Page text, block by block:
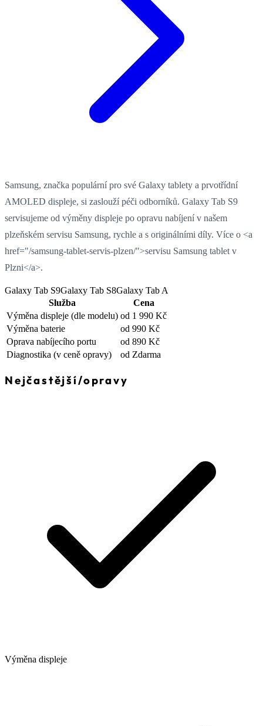
Samsung, značka populární pro své Galaxy tablety a prvotřídní
AMOLED displeje, si zaslouží péči odborníků. Galaxy Tab S9
servisujeme od výměny displeje po opravu nabíjení v našem
plzeňském servisu Samsung, rychle a s originálními díly. Více o <a
href="/samsung-tablet-servis-plzen/">servisu Samsung tablet v
Plzni</a>.
Galaxy Tab S9Galaxy Tab S8Galaxy Tab A
Služba
Cena
Výměna displeje (dle modelu) od 1 990 Kč
Výměna baterie
od 990 Kč
Oprava nabíjecího portu
od 890 Kč
Diagnostika (v ceně opravy) od Zdarma
Nejčastější/opravy
Výměna displeje